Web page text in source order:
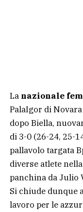
La nazionale
PalaIgor di
dopo Biella,
di 3-0 (26-24, 25-
pallavolo targata
diverse atlete
panchina da Julio
Si chiude dunque
lavoro per le